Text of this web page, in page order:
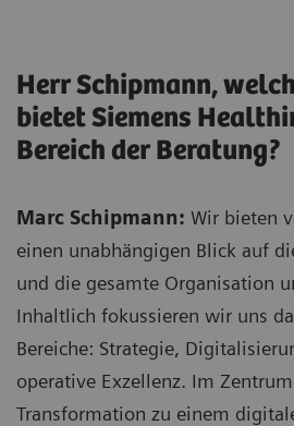
Herr Schipmann,
bietet Siemens
Bereich der Beratung?
Marc Schipmann: Wir bieten
einen unabhängigen Blick auf
und die gesamte Organisation
Inhaltlich fokussieren wir uns
Bereiche: Strategie,
operative Exzellenz. Im
Transformation zu einem